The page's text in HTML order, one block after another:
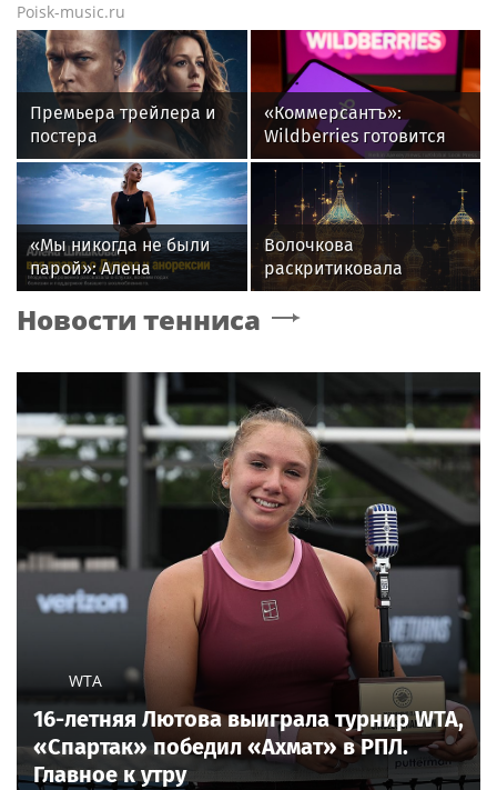
Poisk-music.ru
Премьера трейлера и
постера
фантастического
блокбастера «Девятая
планета»
«Коммерсантъ»:
Wildberries готовится
запустить собственный
мессенджер
«Мы никогда не были
парой»: Алена
Шишкова — о Павле
Дурове, борьбе с
Волочкова
раскритиковала
концерт Билана в
Москве за плохую
Новости тенниса
WTA
16-летняя Лютова выиграла турнир WTA,
«Спартак» победил «Ахмат» в РПЛ.
Главное к утру